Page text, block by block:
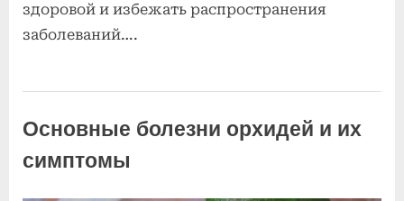
здоровой и избежать распространения
заболеваний….
вредители
орхидей
Основные болезни орхидей и их
симптомы